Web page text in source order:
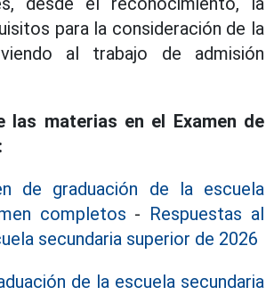
para la consideración de la
al trabajo de admisión
las materias en el Examen de
de graduación de la escuela
completos - Respuestas al
secundaria superior de 2026
de la escuela secundaria